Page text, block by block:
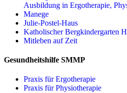
Ausbildung in Ergotherapie,
Manege
Julie-Postel-Haus
Katholischer Bergkindergarten
Mitleben auf Zeit
Gesundheitshilfe SMMP
Praxis für Ergo­therapie
Praxis für Physio­therapie